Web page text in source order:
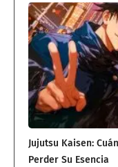
Jujutsu Kaisen:
Perder Su Esencia